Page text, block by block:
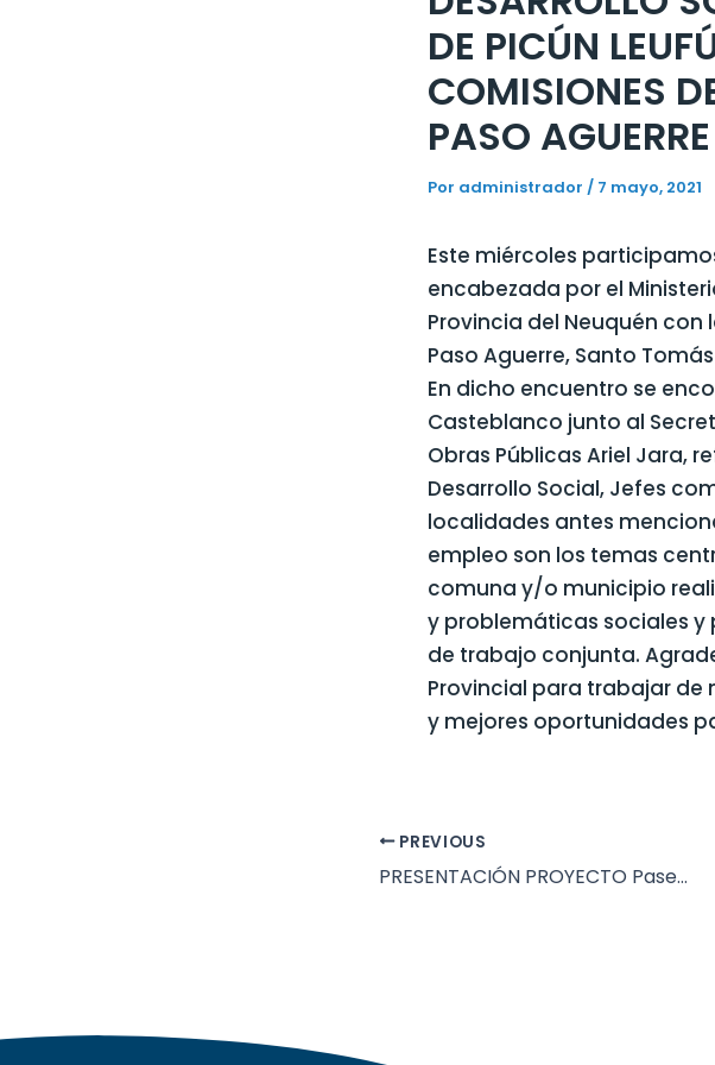
DE PICÚN
COMISIONES
PASO
Por administrador / 7 mayo, 2021
Este miércoles
encabezada por el
Provincia del Neuquén con
Paso Aguerre, Santo
En dicho encuentro se
Casteblanco junto al
Obras Públicas Ariel Jara,
Desarrollo Social, Jefes
localidades antes
empleo son los temas
comuna y/o municipio
y problemáticas sociales y
de trabajo conjunta.
Provincial para trabajar
y mejores oportunidades
PREVIOUS
PRESENTACIÓN PROYECTO Paseo Lineal del Canal “La Picasita”